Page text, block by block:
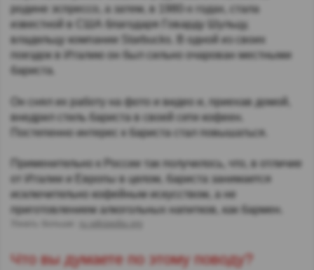
родине эспрессо, а затем, в 1980-х годах, стала
известной в США благодаря Говарду Шульцу,
владельцу компании Starbucks. В одной из своих
поездок в Италию он был сильно очарован местными
бариста.
Он снял их работу на фото и видео и, приехав домой,
внедрил стиль бариста в своей сети кофеен.
Постепенно интерес к бариста стал повышаться.
Применительно к России так получилось, что, в отличие
от Италии и Европы в целом, бариста занимается
исключительно кофейным искусством, а не
приготовлением алкогольных напитков, как бармен.
Что вы думаете по этому поводу?